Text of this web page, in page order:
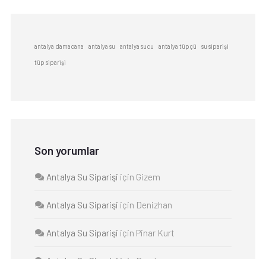
antalya damacana antalya su antalya sucu antalya tüpçü su siparişi
tüp siparişi
Son yorumlar
Antalya Su Siparişi için Gizem
Antalya Su Siparişi için Denizhan
Antalya Su Siparişi için Pinar Kurt